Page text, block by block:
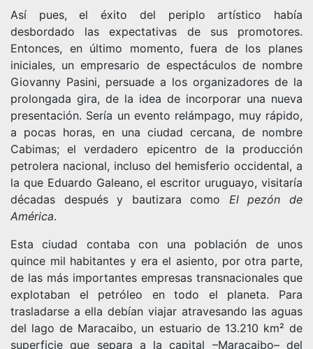
Así pues, el éxito del periplo artístico había
desbordado las expectativas de sus promotores.
Entonces, en último momento, fuera de los planes
iniciales, un empresario de espectáculos de nombre
Giovanny Pasini, persuade a los organizadores de la
prolongada gira, de la idea de incorporar una nueva
presentación. Sería un evento relámpago, muy rápido,
a pocas horas, en una ciudad cercana, de nombre
Cabimas; el verdadero epicentro de la producción
petrolera nacional, incluso del hemisferio occidental, a
la que Eduardo Galeano, el escritor uruguayo, visitaría
décadas después y bautizara como El pezón de
América.
Esta ciudad contaba con una población de unos
quince mil habitantes y era el asiento, por otra parte,
de las más importantes empresas transnacionales que
explotaban el petróleo en todo el planeta. Para
trasladarse a ella debían viajar atravesando las aguas
del lago de Maracaibo, un estuario de 13.210 km² de
superficie que separa a la capital –Maracaibo– del